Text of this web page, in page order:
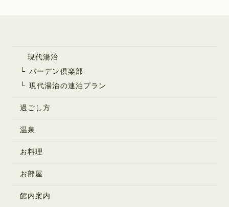
現代湯治
バーデン倶楽部
現代湯治の連泊プラン
過ごし方
温泉
お料理
お部屋
館内案内